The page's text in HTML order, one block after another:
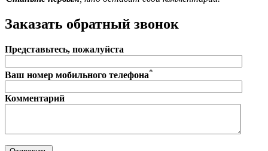
Заказать обратный звонок
Представьтесь, пожалуйста
Ваш номер мобильного телефона*
Комментарий